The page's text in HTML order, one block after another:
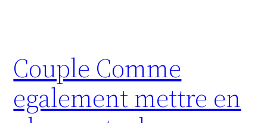
Couple Comme
egalement mettre en